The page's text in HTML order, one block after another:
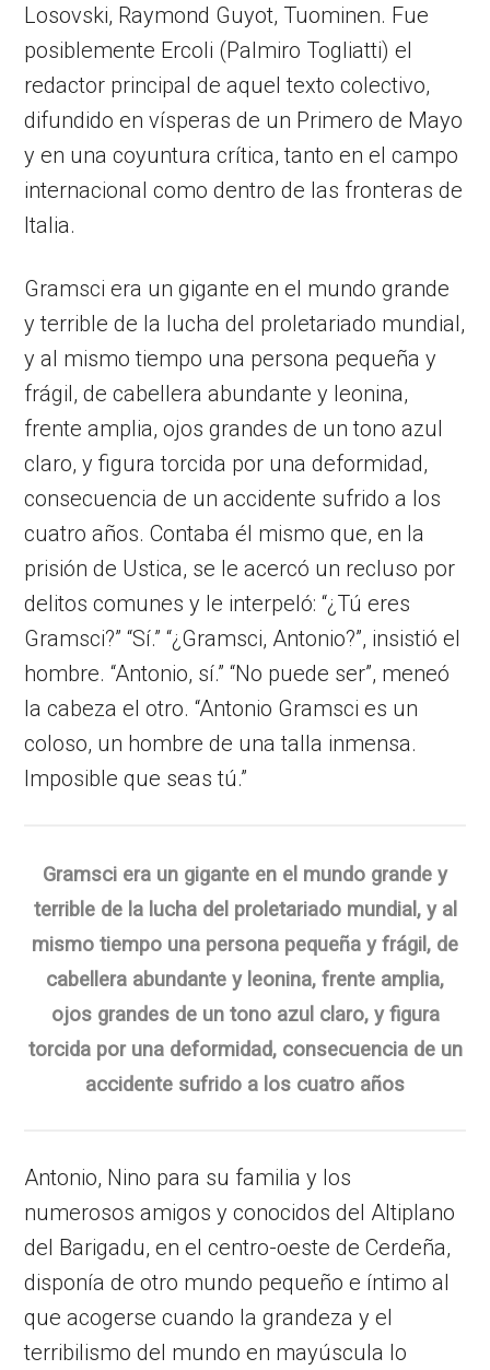
Losovski, Raymond Guyot, Tuominen. Fue
posiblemente Ercoli (Palmiro Togliatti) el
redactor principal de aquel texto colectivo,
difundido en vísperas de un Primero de Mayo
y en una coyuntura crítica, tanto en el campo
internacional como dentro de las fronteras de
Italia.
Gramsci era un gigante en el mundo grande
y terrible de la lucha del proletariado mundial,
y al mismo tiempo una persona pequeña y
frágil, de cabellera abundante y leonina,
frente amplia, ojos grandes de un tono azul
claro, y figura torcida por una deformidad,
consecuencia de un accidente sufrido a los
cuatro años. Contaba él mismo que, en la
prisión de Ustica, se le acercó un recluso por
delitos comunes y le interpeló: “¿Tú eres
Gramsci?” “Sí.” “¿Gramsci, Antonio?”, insistió el
hombre. “Antonio, sí.” “No puede ser”, meneó
la cabeza el otro. “Antonio Gramsci es un
coloso, un hombre de una talla inmensa.
Imposible que seas tú.”
Gramsci era un gigante en el mundo grande y
terrible de la lucha del proletariado mundial, y al
mismo tiempo una persona pequeña y frágil, de
cabellera abundante y leonina, frente amplia,
ojos grandes de un tono azul claro, y figura
torcida por una deformidad, consecuencia de un
accidente sufrido a los cuatro años
Antonio, Nino para su familia y los
numerosos amigos y conocidos del Altiplano
del Barigadu, en el centro-oeste de Cerdeña,
disponía de otro mundo pequeño e íntimo al
que acogerse cuando la grandeza y el
terribilismo del mundo en mayúscula lo